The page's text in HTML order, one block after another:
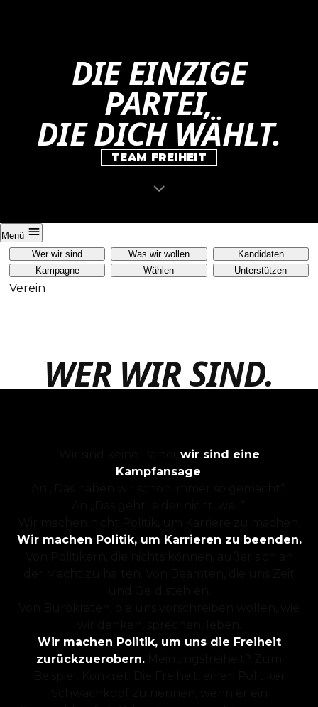
DIE EINZIGE
PARTEI,
DIE DICH WÄHLT.
TEAM FREIHEIT
Menü
Wer wir sind
Was wir wollen
Kandidaten
Kampagne
Wählen Unterstützen
Verein
WER WIR SIND.
wir sind eine
Kampfansage
Wir machen Politik, um Karrieren zu beenden.
Wir machen Politik, um uns die Freiheit
zurückzuerobern.